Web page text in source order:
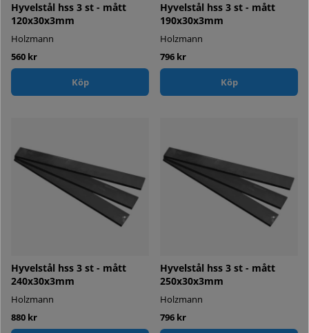
Hyvelstål hss 3 st - mått
120x30x3mm
Holzmann
560 kr
Köp
Hyvelstål hss 3 st - mått
190x30x3mm
Holzmann
796 kr
Köp
Hyvelstål hss 3 st - mått
240x30x3mm
Holzmann
880 kr
Hyvelstål hss 3 st - mått
250x30x3mm
Holzmann
796 kr